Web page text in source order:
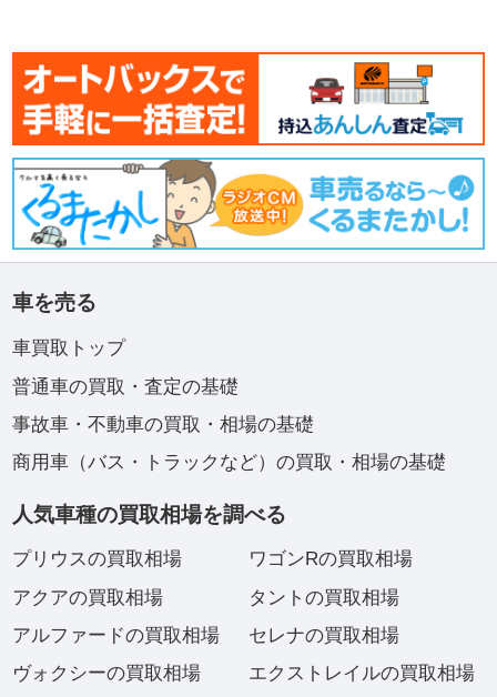
車を売る
車買取トップ
普通車の買取・査定の基礎
事故車・不動車の買取・相場の基礎
商用車（バス・トラックなど）の買取・相場の基礎
人気車種の買取相場を調べる
プリウスの買取相場
アクアの買取相場
アルファードの買取相場
ヴォクシーの買取相場
ワゴンRの買取相場
タントの買取相場
セレナの買取相場
エクストレイルの買取相場